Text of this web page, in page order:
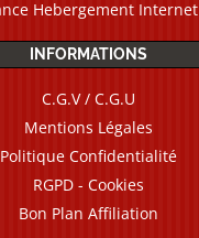
Hebergement Internet
INFORMATIONS
C.G.V / C.G.U
Mentions Légales
Politique Confidentialité
RGPD - Cookies
Bon Plan Affiliation